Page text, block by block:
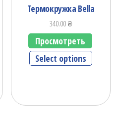
Термокружка Bella
340.00₴
Просмотреть
Select options